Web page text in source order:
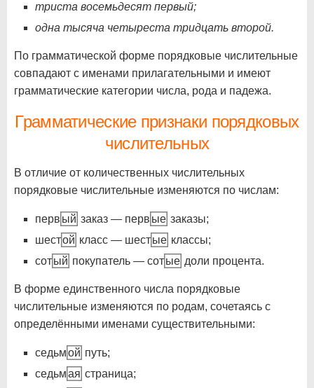
триста восемьдесят первый;
одна тысяча четыреста тридцать второй.
По грамматической форме порядковые числительные
совпадают с именами прилагательными и имеют
грамматические категории числа, рода и падежа.
Грамматические признаки порядковых
числительных
В отличие от количественных числительных
порядковые числительные изменяются по числам:
перв ый заказ — перв ые заказы;
шестой класс — шестые классы;
сотый покупатель — сотые доли процента.
В форме единственного числа порядковые
числительные изменяются по родам, сочетаясь с
определёнными именами существительными:
седьмой путь;
седьмая страница;